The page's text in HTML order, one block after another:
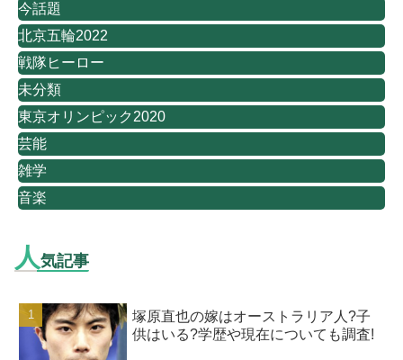
今話題
北京五輪2022
戦隊ヒーロー
未分類
東京オリンピック2020
芸能
雑学
音楽
人気記事
塚原直也の嫁はオーストラリア人?子
供はいる?学歴や現在についても調査!